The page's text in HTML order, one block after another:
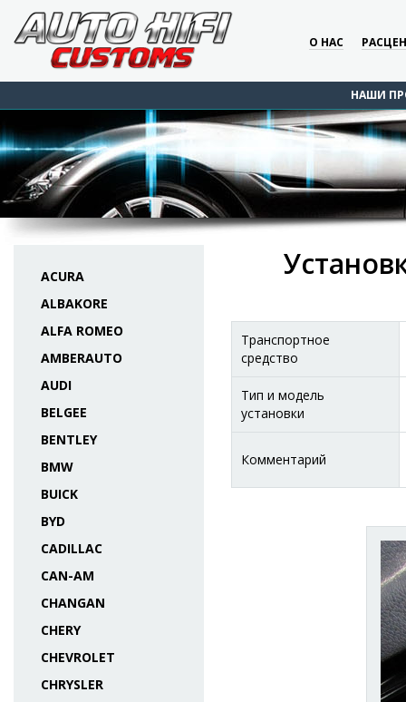
О НАС
НАШИ
ACURA
ALBAKORE
ALFA ROMEO
AMBERAUTO
AUDI
BELGEE
BENTLEY
BMW
BUICK
BYD
CADILLAC
CAN-AM
CHANGAN
CHERY
CHEVROLET
CHRYSLER
Транспортное
средство
Тип и модель
установки
Комментарий